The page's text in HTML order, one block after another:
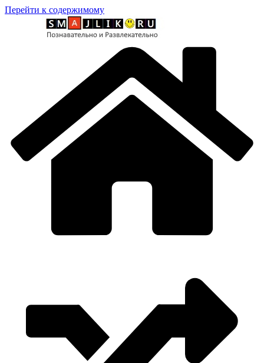
Перейти к содержимому